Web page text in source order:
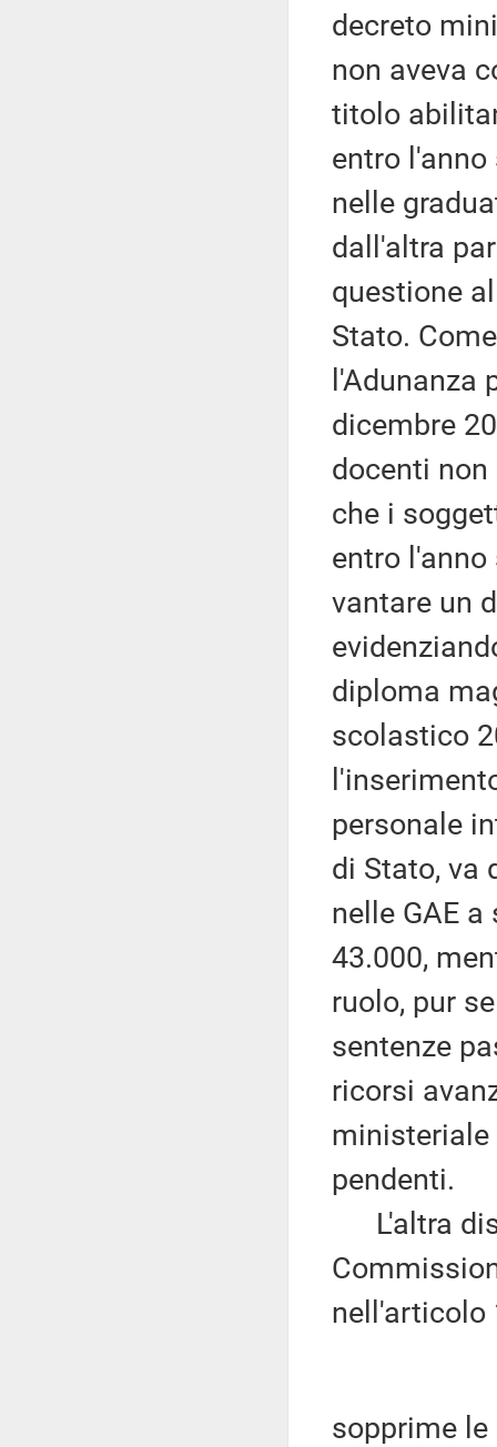
decreto
non aveva
titolo
entro
nelle
dall'altra
questione
Stato.
l'Adunanza
dicembre
docenti
che i
entro
vantare un
diploma
scolastico
personale
di Stato, va
nelle GAE
43.000,
ruolo, pur
sentenze
ricorsi
pendenti.
L'altra
nell'articolo
sopprime